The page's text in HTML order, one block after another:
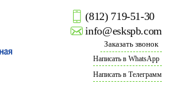
(812) 719-51-30
info@eskspb.com
Заказать звонок
Написать в WhatsApp
Написать в Телеграмм